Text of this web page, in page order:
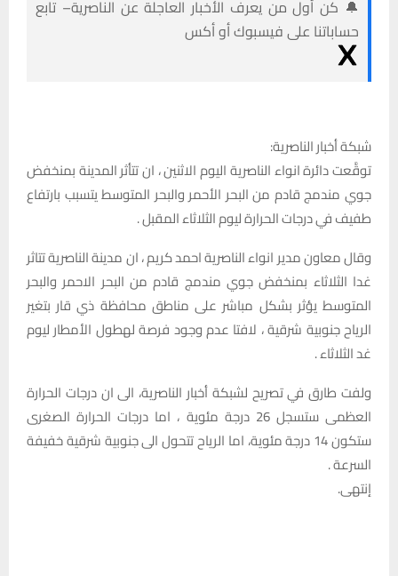
🔔 كن أول من يعرف الأخبار العاجلة عن الناصرية– تابع
حساباتنا على فيسبوك أو أكس
شبكة أخبار الناصرية:
توقَّعت دائرة انواء الناصرية اليوم الاثنين ، ان تتأثر المدينة بمنخفض
جوي مندمج قادم من البحر الأحمر والبحر المتوسط يتسبب بارتفاع
طفيف في درجات الحرارة ليوم الثلاثاء المقبل .
وقال معاون مدير انواء الناصرية احمد كريم ، ان مدينة الناصرية تتاثر
غدا الثلاثاء بمنخفض جوي مندمج قادم من البحر الاحمر والبحر
المتوسط يؤثر بشكل مباشر على مناطق محافظة ذي قار بتغير
الرياح جنوبية شرقية ، لافتا عدم وجود فرصة لهطول الأمطار ليوم
غد الثلاثاء .
ولفت طارق في تصريح لشبكة أخبار الناصرية، الى ان درجات الحرارة
العظمى ستسجل 26 درجة مئوية ، اما درجات الحرارة الصغرى
ستكون 14 درجة مئوية، اما الرياح تتحول الى جنوبية شرقية خفيفة
السرعة .
إنتهى.